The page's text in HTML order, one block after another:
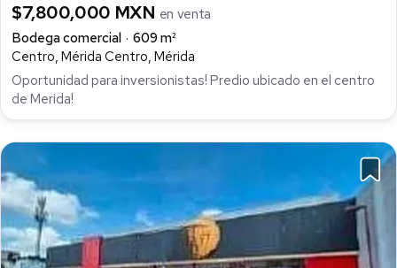
$7,800,000 MXN en venta
Bodega comercial
609 m²
Centro, Mérida Centro, Mérida
Oportunidad para inversionistas! Predio ubicado en el centro
de Merida!